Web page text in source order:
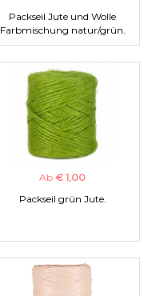
Packseil Jute und Wolle
Farbmischung natur/grün.
Ab € 1,00
Packseil grün Jute.